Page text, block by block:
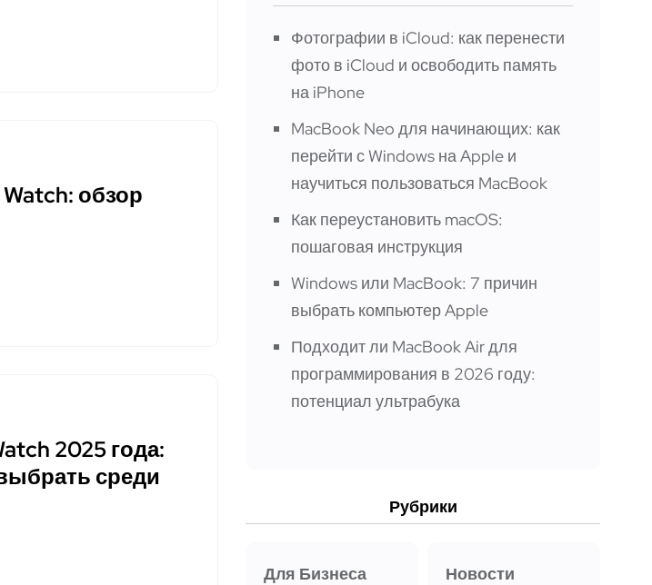
обзор
2025 года:
среди
Фотографии в iCloud: как перенести
фото в iCloud и освободить память
на iPhone
MacBook Neo для начинающих: как
перейти с Windows на Apple и
научиться пользоваться MacBook
Как переустановить macOS:
пошаговая инструкция
Windows или MacBook: 7 причин
выбрать компьютер Apple
Подходит ли MacBook Air для
программирования в 2026 году:
потенциал ультрабука
Рубрики
Для Бизнеса Новости